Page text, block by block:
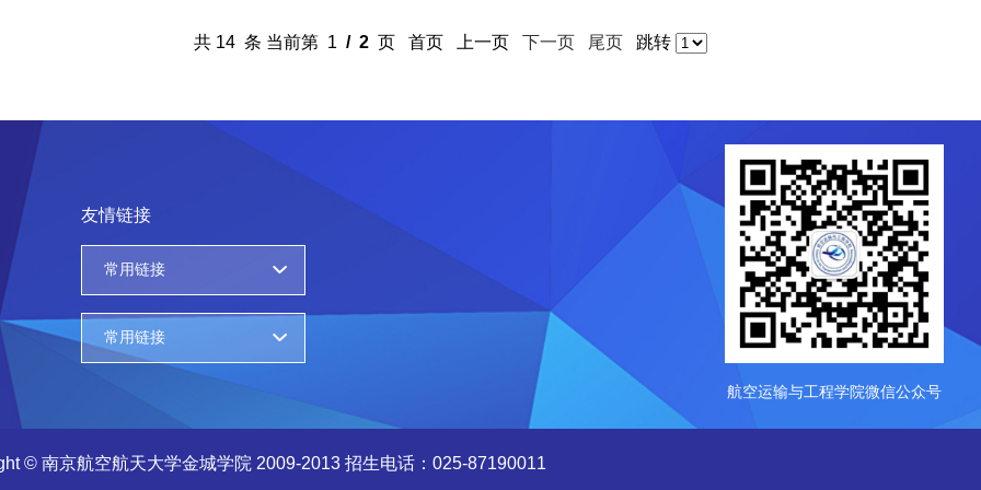
共 14 条 当前第 1 / 2 页 首页 上一页 下一页 尾页 跳转
友情链接
常用链接
常用链接
航空运输与工程学院微信公众号
© 南京航空航天大学金城学院 2009-2013 招生电话：025-87190011